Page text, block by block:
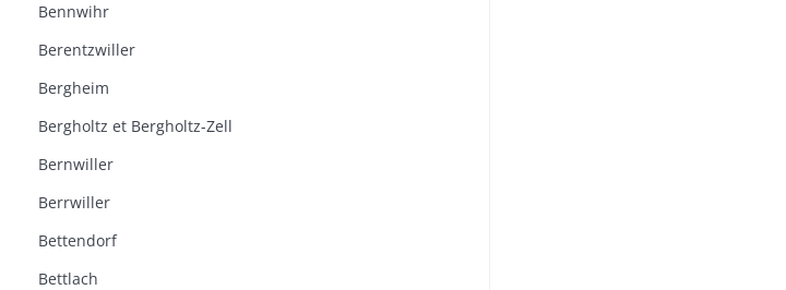
Bennwihr
Berentzwiller
Bergheim
Bergholtz et Bergholtz-Zell
Bernwiller
Berrwiller
Bettendorf
Bettlach